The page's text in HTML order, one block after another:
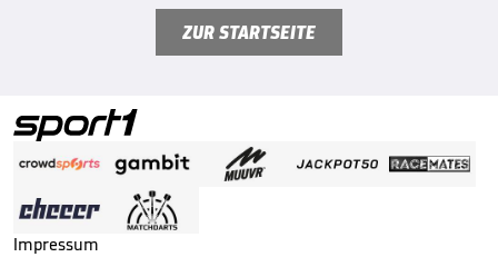
ZUR STARTSEITE
Impressum